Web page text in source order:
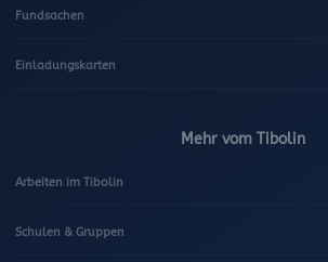
Fundsachen
Einladungskarten
Mehr vom Tibolin
Arbeiten im Tibolin
Schulen & Gruppen